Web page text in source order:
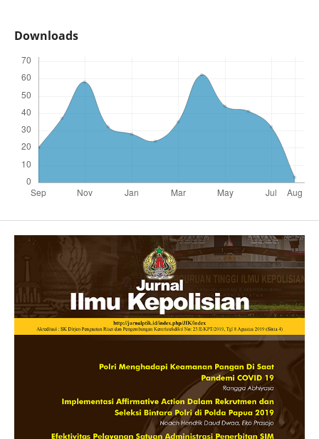
Downloads